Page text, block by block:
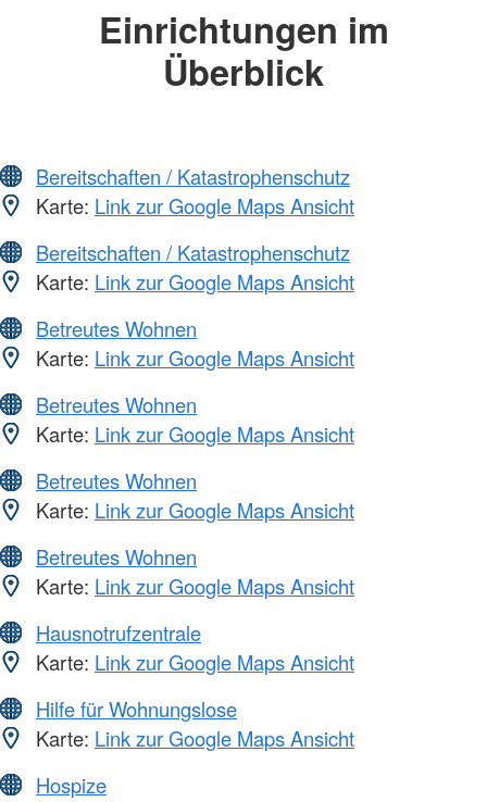
Einrichtungen im
Überblick
Bereitschaften / Katastrophenschutz
Karte: Link zur Google Maps Ansicht
Bereitschaften / Katastrophenschutz
Karte: Link zur Google Maps Ansicht
Betreutes Wohnen
Karte: Link zur Google Maps Ansicht
Betreutes Wohnen
Karte: Link zur Google Maps Ansicht
Betreutes Wohnen
Karte: Link zur Google Maps Ansicht
Betreutes Wohnen
Karte: Link zur Google Maps Ansicht
Hausnotrufzentrale
Karte: Link zur Google Maps Ansicht
Hilfe für Wohnungslose
Karte: Link zur Google Maps Ansicht
Hospize